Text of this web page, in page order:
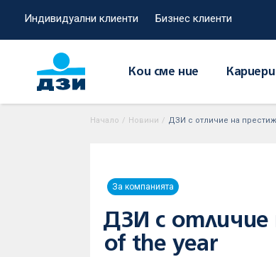
Индивидуални клиенти Бизнес клиенти
Кои сме ние Кариери
Начало / Новини / ДЗИ с отличие на
За компанията
ДЗИ с отличие
of the year